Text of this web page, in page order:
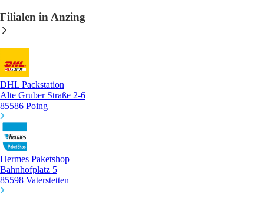
Filialen in Anzing
DHL Packstation
Alte Gruber Straße 2-6
85586 Poing
Hermes Paketshop
Bahnhofplatz 5
85598 Vaterstetten